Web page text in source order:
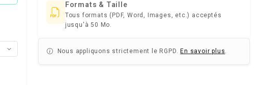
Formats & Taille
Tous formats (PDF, Word, Images, etc.) acceptés
jusqu'à 50 Mo.
Nous appliquons strictement le RGPD. En savoir plus.